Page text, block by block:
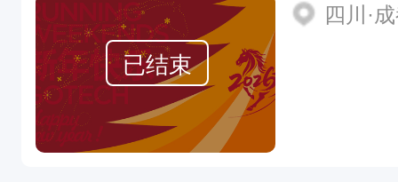
已结束
四川·